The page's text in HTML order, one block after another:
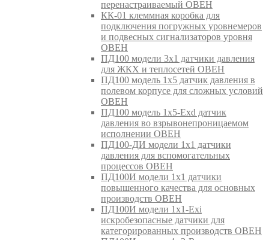
перенастраиваемый ОВЕН
КК-01 клеммная коробка для
подключения погружных уровнемеров
и подвесных сигнализаторов уровня
ОВЕН
ПД100 модели 3х1 датчики давления
для ЖКХ и теплосетей ОВЕН
ПД100 модель 1х5 датчик давления в
полевом корпусе для сложных условий
ОВЕН
ПД100 модель 1х5-Exd датчик
давления во взрывонепроницаемом
исполнении ОВЕН
ПД100-ДИ модели 1х1 датчики
давления для вспомогательных
процессов ОВЕН
ПД100И модели 1х1 датчики
повышенного качества для основных
производств ОВЕН
ПД100И модели 1х1-Exi
искробезопасные датчики для
категорированных производств ОВЕН